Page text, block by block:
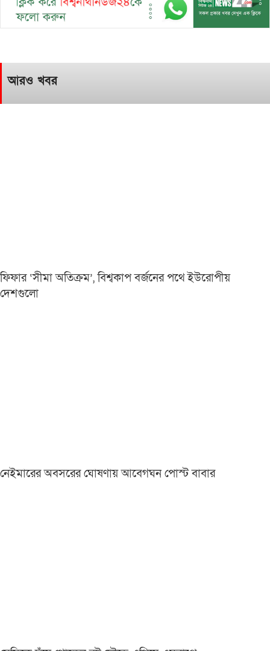
আরও খবর
ফিফার ‘সীমা অতিক্রম’, বিশ্বকাপ বর্জনের পথে ইউরোপীয়
দেশগুলো
নেইমারের অবসরের ঘোষণায় আবেগঘন পোস্ট বাবার